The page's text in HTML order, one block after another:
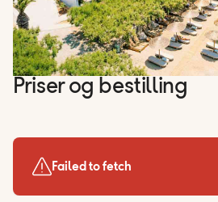
Priser og bestilling
Failed to fetch